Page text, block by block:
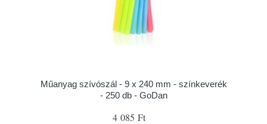
Műanyag szívószál - 9 x 240 mm - színkeverék
- 250 db - GoDan
4 085 Ft